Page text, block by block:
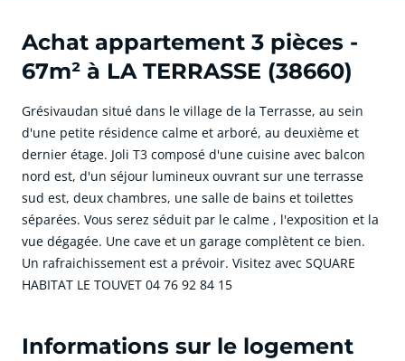
Achat appartement 3 pièces -
67m² à LA TERRASSE (38660)
Grésivaudan situé dans le village de la Terrasse, au sein
d'une petite résidence calme et arboré, au deuxième et
dernier étage. Joli T3 composé d'une cuisine avec balcon
nord est, d'un séjour lumineux ouvrant sur une terrasse
sud est, deux chambres, une salle de bains et toilettes
séparées. Vous serez séduit par le calme , l'exposition et la
vue dégagée. Une cave et un garage complètent ce bien.
Un rafraichissement est a prévoir. Visitez avec SQUARE
HABITAT LE TOUVET 04 76 92 84 15
Informations sur le logement